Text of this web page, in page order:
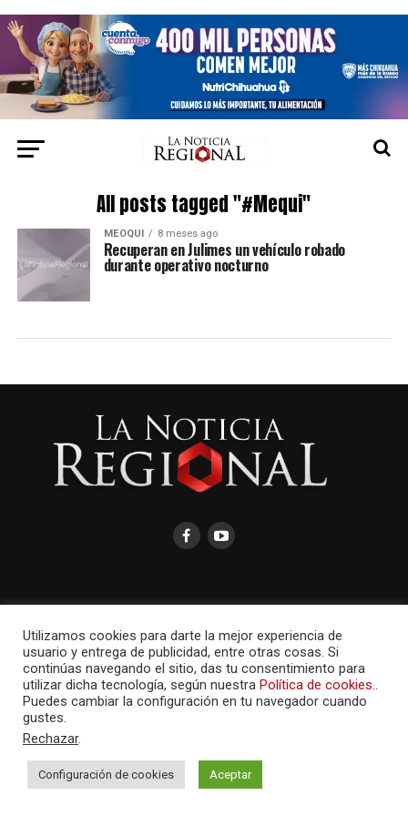
All posts tagged "#Mequi"
MEOQUI 8 meses ago
Recuperan en Julimes un vehículo robado
durante operativo nocturno
AMAYCOM.NET
Utilizamos cookies para darte la mejor experiencia de
usuario y entrega de publicidad, entre otras cosas. Si
continúas navegando el sitio, das tu consentimiento para
utilizar dicha tecnología, según nuestra Política de cookies..
Puedes cambiar la configuración en tu navegador cuando
gustes.
Rechazar.
Configuración de cookies Aceptar